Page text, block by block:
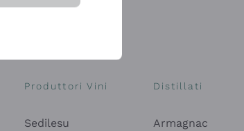
Produttori Vini
Sedilesu
Distillati
Armagnac